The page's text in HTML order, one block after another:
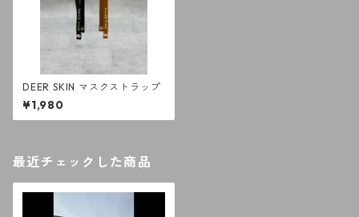
DEER SKIN マスクストラップ
¥1,980
最近チェックした商品